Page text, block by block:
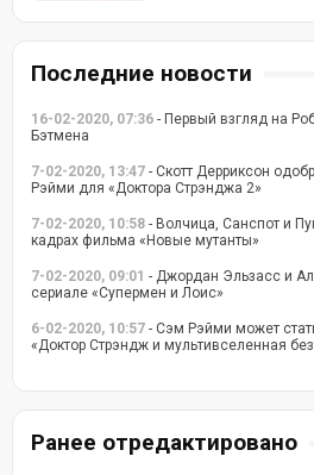
Последние новости
16-02-2020, 07:36 - Первый взгляд на
Бэтмена
7-02-2020, 13:47 - Скотт Дерриксон
Рэйми для «Доктора Стрэнджа 2»
7-02-2020, 10:58 - Волчица, Санспот и
кадрах фильма «Новые мутанты»
7-02-2020, 09:01 - Джордан Эльзасс и
сериале «Супермен и Лоис»
6-02-2020, 10:57 - Сэм Рэйми может
«Доктор Стрэндж и мультивселенная
Ранее отредактировано